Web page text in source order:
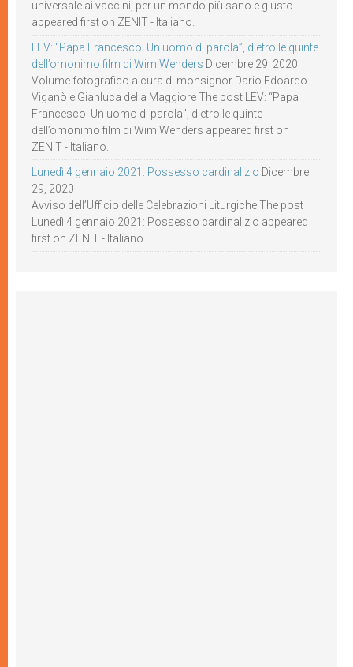
universale ai vaccini, per un mondo più sano e giusto
appeared first on ZENIT - Italiano.
LEV: “Papa Francesco. Un uomo di parola”, dietro le quinte
dell’omonimo film di Wim Wenders Dicembre 29, 2020
Volume fotografico a cura di monsignor Dario Edoardo
Viganò e Gianluca della Maggiore The post LEV: “Papa
Francesco. Un uomo di parola”, dietro le quinte
dell’omonimo film di Wim Wenders appeared first on
ZENIT - Italiano.
Lunedì 4 gennaio 2021: Possesso cardinalizio Dicembre
29, 2020
Avviso dell’Ufficio delle Celebrazioni Liturgiche The post
Lunedì 4 gennaio 2021: Possesso cardinalizio appeared
first on ZENIT - Italiano.